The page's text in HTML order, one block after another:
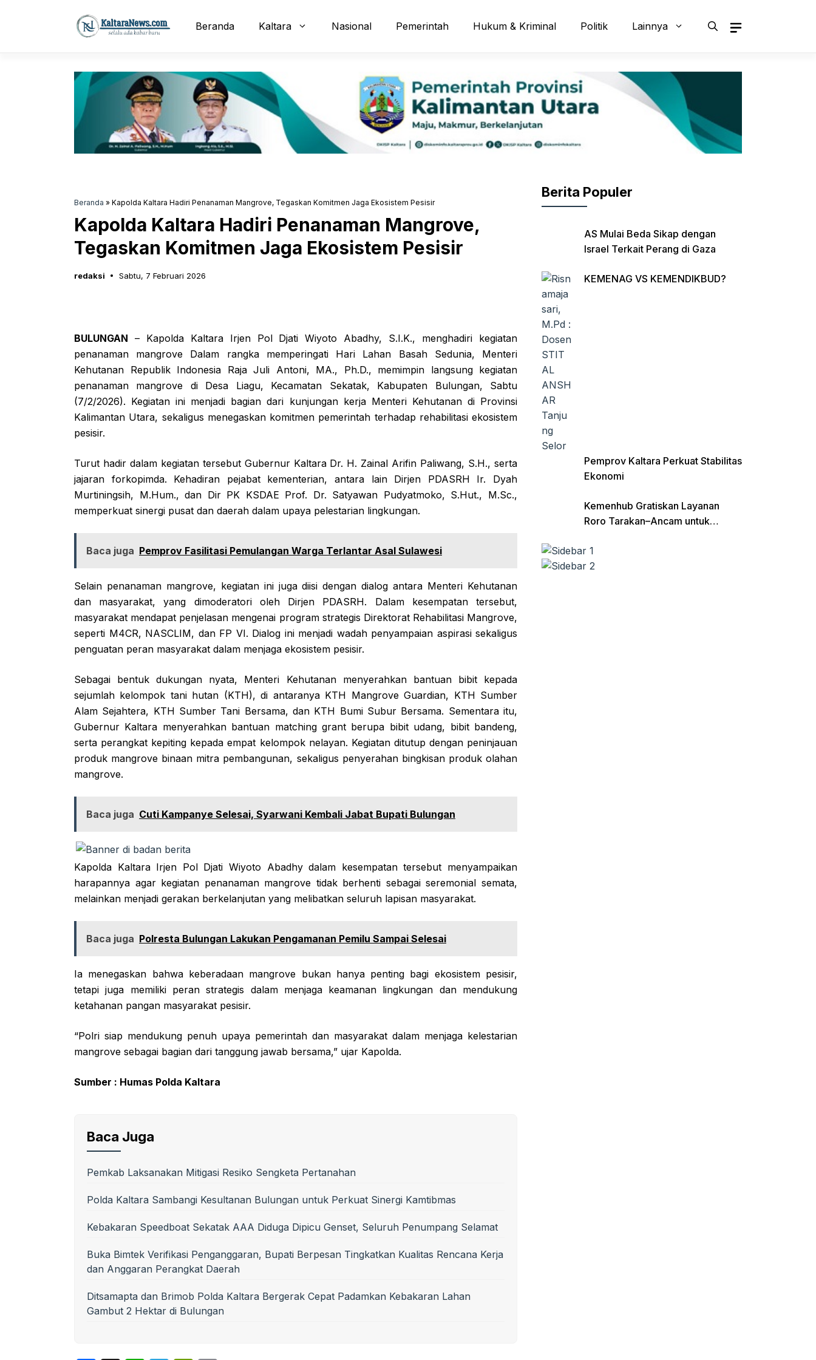
Beranda Kaltara Nasional Pemerintah Hukum & Kriminal Politik Lainnya
Beranda » Kapolda Kaltara Hadiri Penanaman Mangrove, Tegaskan Komitmen Jaga Ekosistem Pesisir
Kapolda Kaltara Hadiri Penanaman Mangrove,
Tegaskan Komitmen Jaga Ekosistem Pesisir
redaksi Sabtu, 7 Februari 2026
BULUNGAN – Kapolda Kaltara Irjen Pol Djati Wiyoto Abadhy, S.I.K., menghadiri kegiatan
penanaman mangrove Dalam rangka memperingati Hari Lahan Basah Sedunia, Menteri
Kehutanan Republik Indonesia Raja Juli Antoni, MA., Ph.D., memimpin langsung kegiatan
penanaman mangrove di Desa Liagu, Kecamatan Sekatak, Kabupaten Bulungan, Sabtu
(7/2/2026). Kegiatan ini menjadi bagian dari kunjungan kerja Menteri Kehutanan di Provinsi
Kalimantan Utara, sekaligus menegaskan komitmen pemerintah terhadap rehabilitasi ekosistem
pesisir.
Turut hadir dalam kegiatan tersebut Gubernur Kaltara Dr. H. Zainal Arifin Paliwang, S.H., serta
jajaran forkopimda. Kehadiran pejabat kementerian, antara lain Dirjen PDASRH Ir. Dyah
Murtiningsih, M.Hum., dan Dir PK KSDAE Prof. Dr. Satyawan Pudyatmoko, S.Hut., M.Sc.,
memperkuat sinergi pusat dan daerah dalam upaya pelestarian lingkungan.
Baca juga Pemprov Fasilitasi Pemulangan Warga Terlantar Asal Sulawesi
Selain penanaman mangrove, kegiatan ini juga diisi dengan dialog antara Menteri Kehutanan
dan masyarakat, yang dimoderatori oleh Dirjen PDASRH. Dalam kesempatan tersebut,
masyarakat mendapat penjelasan mengenai program strategis Direktorat Rehabilitasi Mangrove,
seperti M4CR, NASCLIM, dan FP VI. Dialog ini menjadi wadah penyampaian aspirasi sekaligus
penguatan peran masyarakat dalam menjaga ekosistem pesisir.
Sebagai bentuk dukungan nyata, Menteri Kehutanan menyerahkan bantuan bibit kepada
sejumlah kelompok tani hutan (KTH), di antaranya KTH Mangrove Guardian, KTH Sumber
Alam Sejahtera, KTH Sumber Tani Bersama, dan KTH Bumi Subur Bersama. Sementara itu,
Gubernur Kaltara menyerahkan bantuan matching grant berupa bibit udang, bibit bandeng,
serta perangkat kepiting kepada empat kelompok nelayan. Kegiatan ditutup dengan peninjauan
produk mangrove binaan mitra pembangunan, sekaligus penyerahan bingkisan produk olahan
mangrove.
Baca juga Cuti Kampanye Selesai, Syarwani Kembali Jabat Bupati Bulungan
Kapolda Kaltara Irjen Pol Djati Wiyoto Abadhy dalam kesempatan tersebut menyampaikan
harapannya agar kegiatan penanaman mangrove tidak berhenti sebagai seremonial semata,
melainkan menjadi gerakan berkelanjutan yang melibatkan seluruh lapisan masyarakat.
Baca juga Polresta Bulungan Lakukan Pengamanan Pemilu Sampai Selesai
Ia menegaskan bahwa keberadaan mangrove bukan hanya penting bagi ekosistem pesisir,
tetapi juga memiliki peran strategis dalam menjaga keamanan lingkungan dan mendukung
ketahanan pangan masyarakat pesisir.
“Polri siap mendukung penuh upaya pemerintah dan masyarakat dalam menjaga kelestarian
mangrove sebagai bagian dari tanggung jawab bersama,” ujar Kapolda.
Sumber : Humas Polda Kaltara
Baca Juga
Pemkab Laksanakan Mitigasi Resiko Sengketa Pertanahan
Polda Kaltara Sambangi Kesultanan Bulungan untuk Perkuat Sinergi Kamtibmas
Kebakaran Speedboat Sekatak AAA Diduga Dipicu Genset, Seluruh Penumpang Selamat
Buka Bimtek Verifikasi Penganggaran, Bupati Berpesan Tingkatkan Kualitas Rencana Kerja
dan Anggaran Perangkat Daerah
Ditsamapta dan Brimob Polda Kaltara Bergerak Cepat Padamkan Kebakaran Lahan
Gambut 2 Hektar di Bulungan
Berita Populer
AS Mulai Beda Sikap dengan
Israel Terkait Perang di Gaza
KEMENAG VS KEMENDIKBUD?
Pemprov Kaltara Perkuat Stabilitas
Ekonomi
Kemenhub Gratiskan Layanan
Roro Tarakan–Ancam untuk